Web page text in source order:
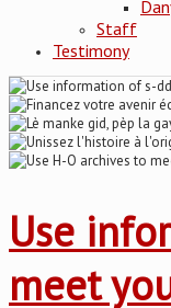
Staff
Testimony
Use
meet